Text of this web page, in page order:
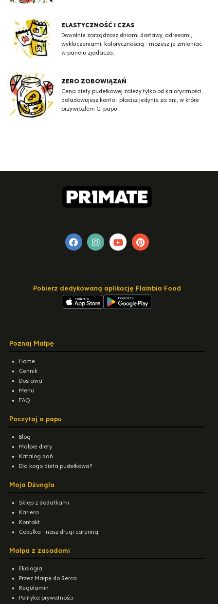
ELASTYCZNOŚĆ I CZAS
Dowolnie zarządzasz dniami dostawy, adresami,
wykluczeniami, kalorycznością - możesz je zmieniać
w panelu zjadacza.
ZERO ZOBOWIĄZAŃ
Cena diety pudełkowej zależy tylko od kaloryczności,
doładowujesz konto i płacisz jedynie za dni, w które
przywiozłem Ci papu.
Pobierz dedykowaną aplikację Flambia Food
Poznaj Małpę
Home
Cennik
Dostawa
Menu
FAQ
Poczytaj o papu
Blog
Małpie diety
Katalog dań
Dla kogo dieta pudełkowa?
Moja Dżungla
Sklep z dodatkami
Kariera
Kontakt
Cebulka - nasz drugi catering
Małpa z zasadami
Ekologia
Przez Małpę do Serca
Regulamin
Polityka prywatności